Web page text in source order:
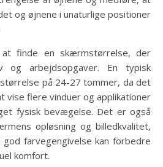
og øjnene i unaturlige positioner
finde en skærmstørrelse, der
og arbejdsopgaver. En typisk
på 24-27 tommer, da det
vise flere vinduer og applikationer
fysisk bevægelse. Det er også
opløsning og billedkvalitet,
farvegengivelse kan forbedre
komfort.